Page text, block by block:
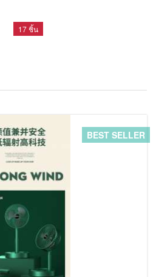
17 ชิ้น
BEST SELLER